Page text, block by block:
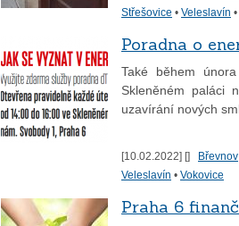
Střešovice • Veleslavín •
Poradna o
Také během
Skleněném paláci
uzavírání nových
[10.02.2022] [] Břevnov
Veleslavín • Vokovice
Praha 6